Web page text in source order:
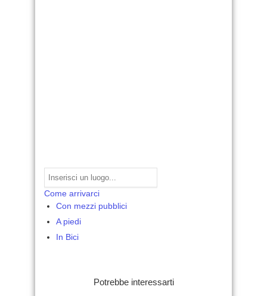
Come arrivarci
Con mezzi pubblici
A piedi
In Bici
Potrebbe interessarti